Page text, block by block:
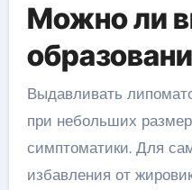
Можно ли
Выдавливать
при небольших
симптоматики. Для
избавления от